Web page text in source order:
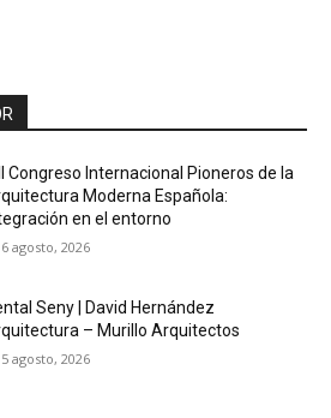
Congreso Internacional Pioneros de la
Moderna Española:
en el entorno
6 agosto, 2026
Seny | David Hernández
– Murillo Arquitectos
5 agosto, 2026